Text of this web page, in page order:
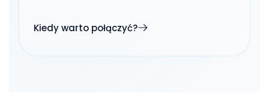
Kiedy warto połączyć?